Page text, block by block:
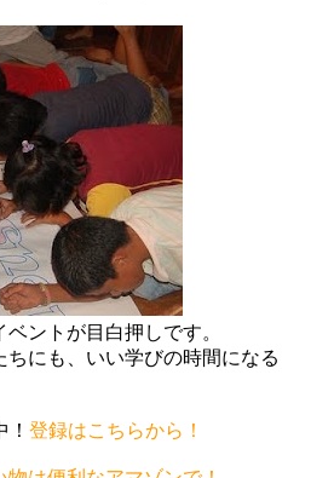
ントが目白押しです。
ちにも、いい学びの時間になる
！登録はこちらから！